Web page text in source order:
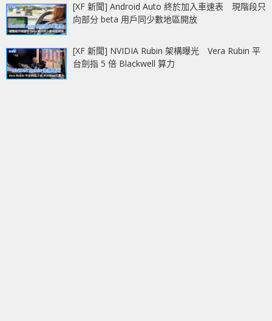
[XF 新聞] Android Auto 終於加入車速表 現階段只
向部分 beta 用戶同少數地區開放
[XF 新聞] NVIDIA Rubin 架構曝光 Vera Rubin 平
台劍指 5 倍 Blackwell 算力